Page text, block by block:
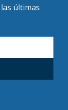
últimas